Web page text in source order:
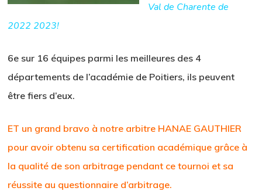
Val de Charente de
2022 2023!
6e sur 16 équipes parmi les meilleures des 4
départements de l’académie de Poitiers, ils peuvent
être fiers d’eux.
ET un grand bravo à notre arbitre HANAE GAUTHIER
pour avoir obtenu sa certification académique grâce à
la qualité de son arbitrage pendant ce tournoi et sa
réussite au questionnaire d’arbitrage.